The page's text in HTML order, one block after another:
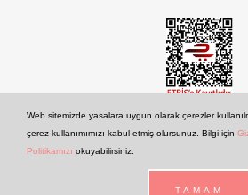
Web sitemizde yasalara uygun olarak çerezler
çerez kullanımımızı kabul etmiş olursunuz. Bilgi için
Politikamızı okuyabilirsiniz.
TAMAM